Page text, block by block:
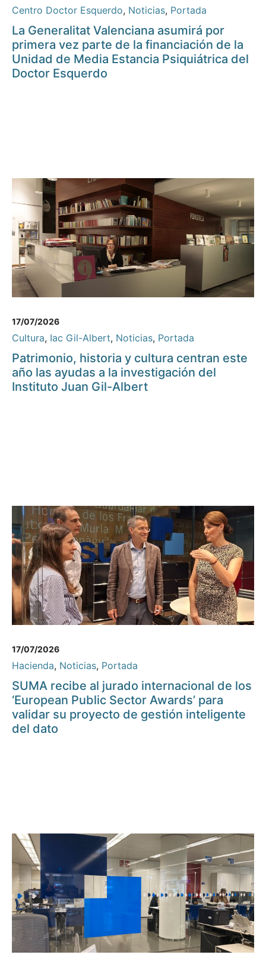
Centro Doctor Esquerdo, Noticias, Portada
La Generalitat Valenciana asumirá por
primera vez parte de la financiación de la
Unidad de Media Estancia Psiquiátrica del
Doctor Esquerdo
17/07/2026
Cultura, Iac Gil-Albert, Noticias, Portada
Patrimonio, historia y cultura centran este
año las ayudas a la investigación del
Instituto Juan Gil-Albert
17/07/2026
Hacienda, Noticias, Portada
SUMA recibe al jurado internacional de los
‘European Public Sector Awards’ para
validar su proyecto de gestión inteligente
del dato